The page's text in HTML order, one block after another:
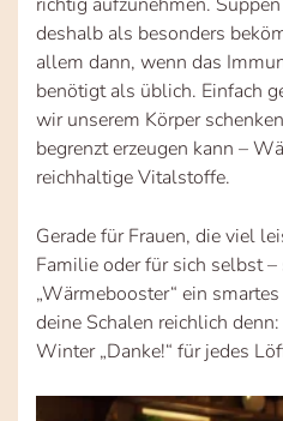
deshalb als besonders
allem dann, wenn das
benötigt als üblich. Einfach
wir unserem Körper
begrenzt erzeugen kann –
reichhaltige Vitalstoffe.
Gerade für Frauen, die viel
Familie oder für sich selbst
„Wärmebooster“ ein
deine Schalen reichlich
Winter „Danke!“ für jedes